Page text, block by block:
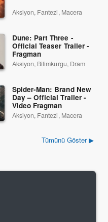
Aksiyon, Fantezi, Macera
Dune: Part Three -
Official Teaser Trailer -
Fragman
Aksiyon, Bilimkurgu, Dram
Spider-Man: Brand New
Day – Official Trailer -
Video Fragman
Aksiyon, Fantezi, Macera
Tümünü Göster ▶